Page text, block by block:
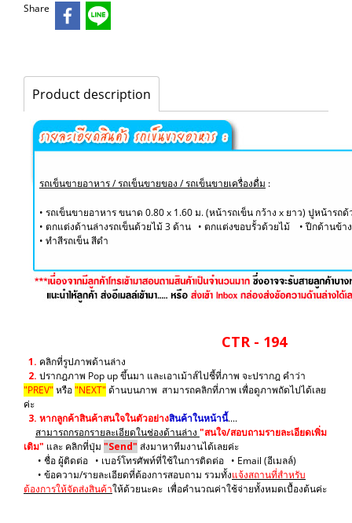
Share
Product description
รถเข็นขายอาหาร / รถเข็นขายของ / รถเข็นขายเครื่องดื่ม :
• รถเข็นขายอาหาร ขนาด 0.80 x 1.60 ม. (หน้ารถเข็น กว้าง x ยาว) ปูหน้าร
• ตกแต่งด้านล่างรถเข็นด้วยไม้ 3 ด้าน • ตกแต่งขอบรั้วด้วยไม้ • ปีกด้านข้
​• ทำสีรถเข็น สีดำ
CTR - 194
1. คลิกที่รูปภาพด้านล่าง
2. ปรากฎภาพ Pop up ขึ้นมา และเอาเม้าส์ไปชี้ที่ภาพ จะปรากฎ คำว่า
"PREV" หรือ"NEXT" ด้านบนภาพ สามารถคลิกที่ภาพ เพื่อดูภาพถัดไปได้เลย
ค่ะ
3. หากลูกค้าสินค้าสนใจในตัวอย่างสินค้าในหน้านี้....
สามารถกรอกรายละเอียดในช่องด้านล่าง "สนใจ/สอบถามรายละเอียดเพิ่ม
เติม" และ คลิกที่ปุ่ม "Send" ส่งมาหาทีมงานได้เลยค่ะ
• ชื่อ ผู้ติดต่อ • เบอร์โทรศัพท์ที่ใช้ในการติดต่อ • Email (อีเมลล์)
• ข้อความ/รายละเอียดที่ต้องการสอบถาม รวมทั้งแจ้งสถานที่สำหรับ
ต้องการให้จัดส่งสินค้าให้ด้วยนะคะ เพื่อคำนวณค่าใช้จ่ายทั้งหมดเบื้องต้นค่ะ